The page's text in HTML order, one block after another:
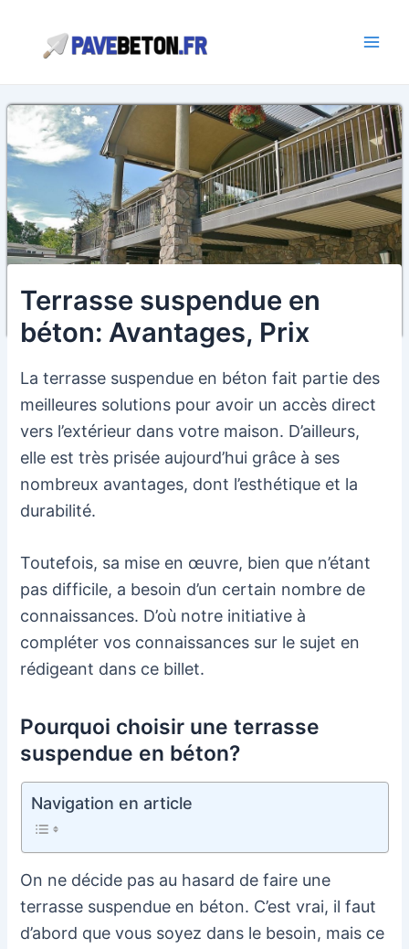
contenu
Terrasse suspendue en
béton: Avantages, Prix
La terrasse suspendue en béton fait partie des
meilleures solutions pour avoir un accès direct
vers l’extérieur dans votre maison. D’ailleurs,
elle est très prisée aujourd’hui grâce à ses
nombreux avantages, dont l’esthétique et la
durabilité.
Toutefois, sa mise en œuvre, bien que n’étant
pas difficile, a besoin d’un certain nombre de
connaissances. D’où notre initiative à
compléter vos connaissances sur le sujet en
rédigeant dans ce billet.
Pourquoi choisir une terrasse
suspendue en béton?
Navigation en article
On ne décide pas au hasard de faire une
terrasse suspendue en béton. C’est vrai, il faut
d’abord que vous soyez dans le besoin, mais ce